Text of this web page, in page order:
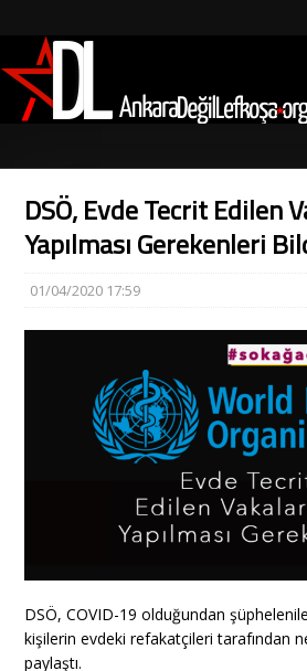
DSÖ, Evde Tecrit Edilen
Yapılması Gerekenleri
01/04/2020 17:59
DSÖ, COVID-19 olduğundan
kişilerin evdeki refakatçileri tarafından
paylaştı.